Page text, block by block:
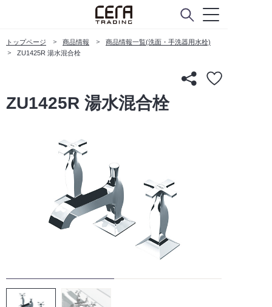
トップページ 商品情報
商品情報一覧(洗面・手洗器用水栓)
ZU1425R 湯水混合栓
ZU1425R 湯水混合栓